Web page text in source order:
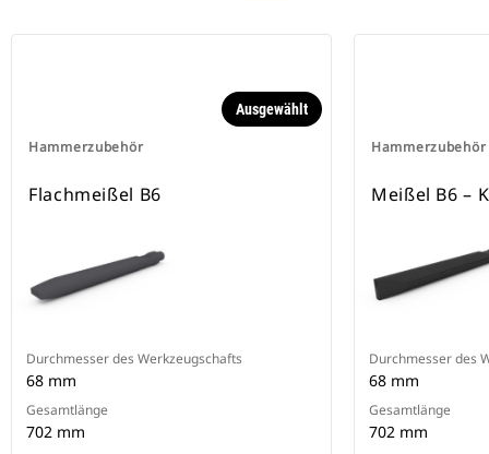
Hammerzubehör
Ausgewählt
Flachmeißel B6
Durchmesser des Werkzeugschafts
68 mm
Gesamtlänge
702 mm
Hammerzubehör
Meißel B6 –
Durchmesser des
68 mm
Gesamtlänge
702 mm